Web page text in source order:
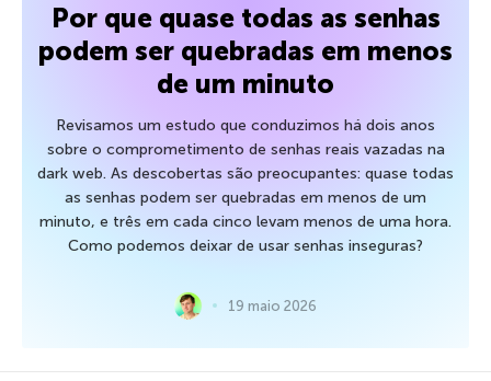
Por que quase todas as senhas
podem ser quebradas em menos
de um minuto
Revisamos um estudo que conduzimos há dois anos
sobre o comprometimento de senhas reais vazadas na
dark web. As descobertas são preocupantes: quase todas
as senhas podem ser quebradas em menos de um
minuto, e três em cada cinco levam menos de uma hora.
Como podemos deixar de usar senhas inseguras?
19 maio 2026